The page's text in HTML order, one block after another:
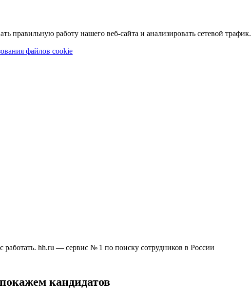
правильную работу нашего веб-сайта и анализировать сетевой трафик.
файлов cookie
работать. hh.ru — сервис № 1 по поиску сотрудников в России
кандидатов